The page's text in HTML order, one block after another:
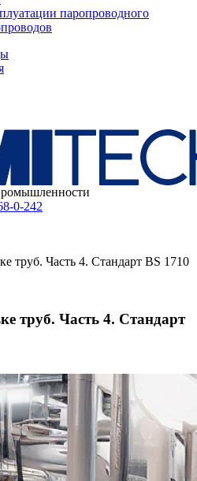
паропроводного
0-242
труб. Часть 4. Стандарт BS 1710
труб. Часть 4. Стандарт